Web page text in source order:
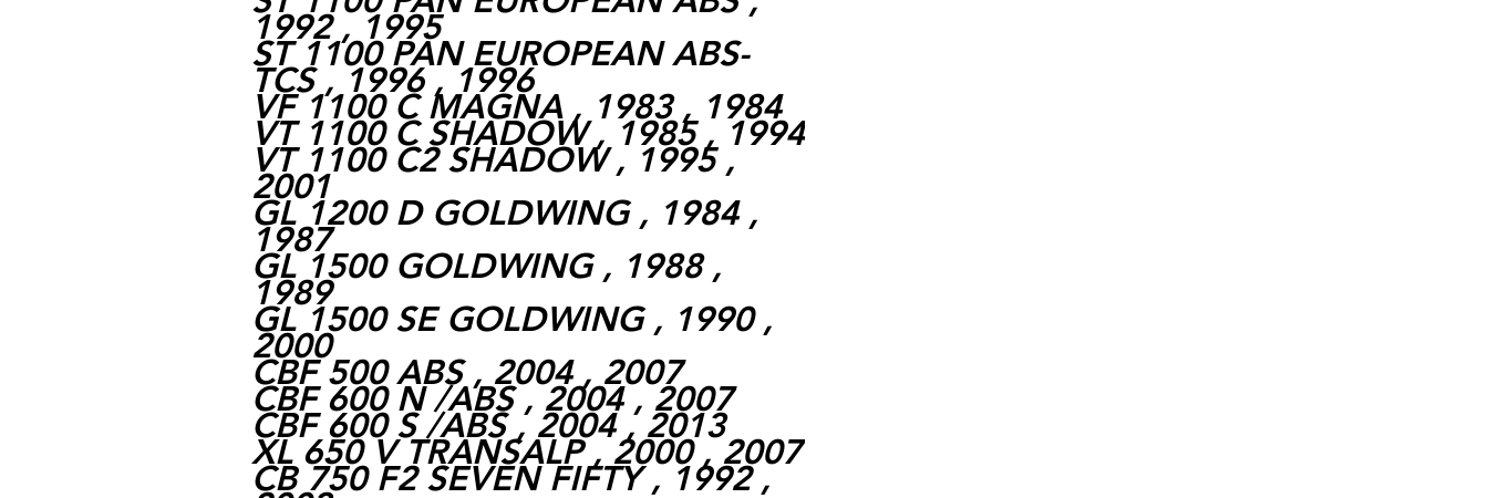
1992 , 1995
ST 1100 PAN EUROPEAN ABS-
TCS , 1996 , 1996
VF 1100 C MAGNA , 1983 , 1984
VT 1100 C SHADOW , 1985 , 1994
VT 1100 C2 SHADOW , 1995 ,
2001
GL 1200 D GOLDWING , 1984 ,
1987
GL 1500 GOLDWING , 1988 ,
1989
GL 1500 SE GOLDWING , 1990 ,
2000
CBF 500 ABS , 2004 , 2007
CBF 600 N /ABS , 2004 , 2007
CBF 600 S /ABS , 2004 , 2013
XL 650 V TRANSALP , 2000 , 2007
CB 750 F2 SEVEN FIFTY , 1992 ,